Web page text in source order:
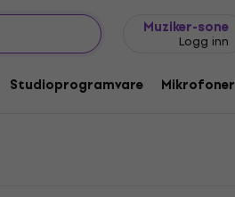
Muziker-sone
Logg inn
Studioprogramvare Mikrofoner